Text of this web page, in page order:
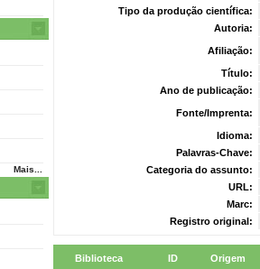
Mais...
Tipo da produção científica:
Autoria:
Afiliação:
Título:
Ano de publicação:
Fonte/Imprenta:
Idioma:
Palavras-Chave:
Categoria do assunto:
URL:
Marc:
Registro original:
Biblioteca ID Origem